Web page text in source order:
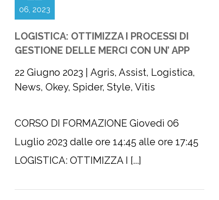
06, 2023
LOGISTICA: OTTIMIZZA I PROCESSI DI
GESTIONE DELLE MERCI CON UN’ APP
22 Giugno 2023
Agris, Assist, Logistica,
News, Okey, Spider, Style, Vitis
CORSO DI FORMAZIONE Giovedì 06
Luglio 2023 dalle ore 14:45 alle ore 17:45
LOGISTICA: OTTIMIZZA I [...]